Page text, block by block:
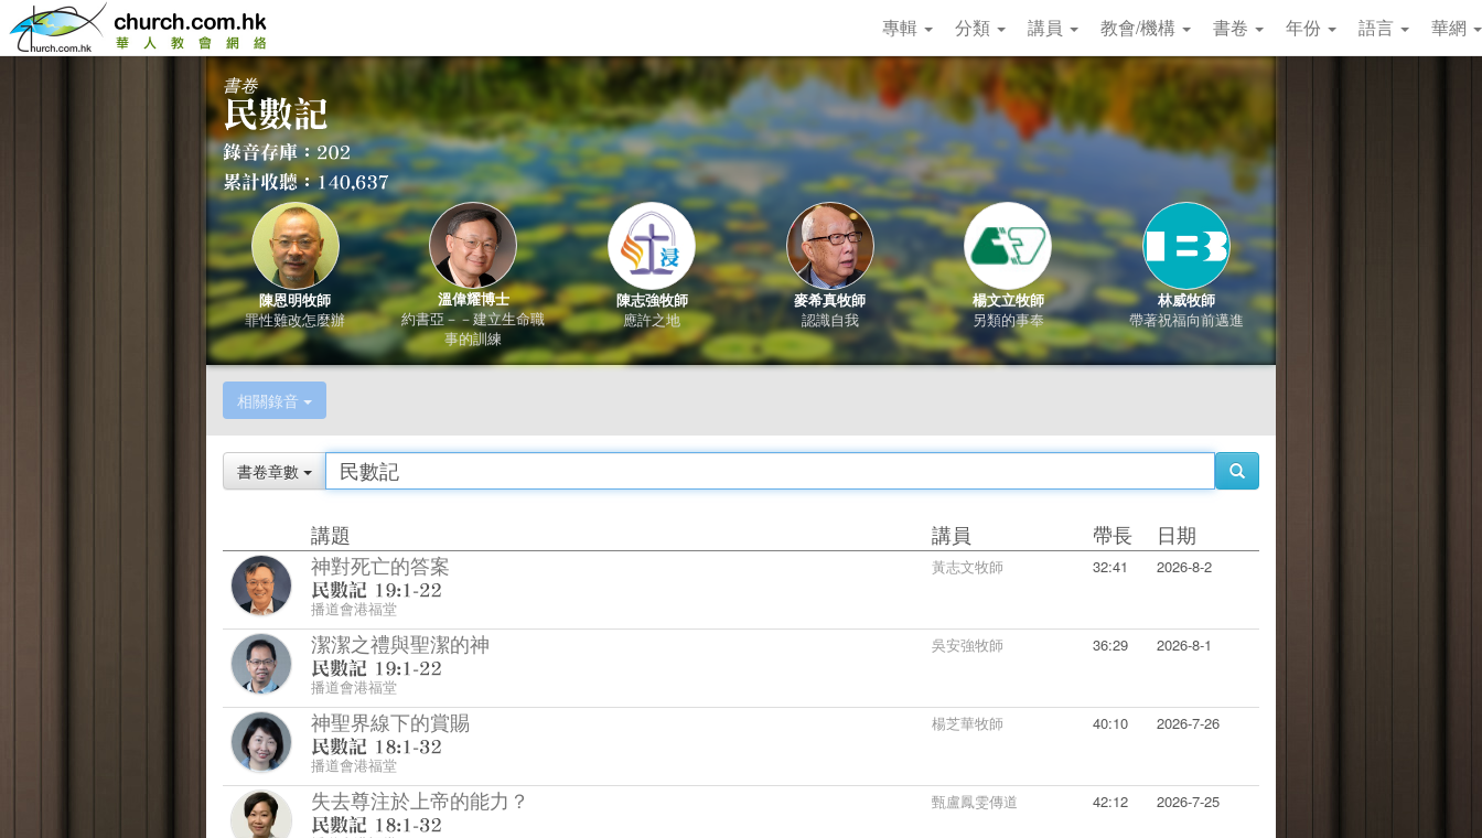
專輯 分類 講員 教會/機構 書卷 年份 語言 華網
書卷
陳恩明牧師
罪性難改怎麼辦
溫偉耀博士
約書亞－－建立生命職
事的訓練
陳志強牧師
應許之地
麥希真牧師
認識自我
楊文立牧師
另類的事奉
林威牧師
帶著祝福向前邁進
相關錄音
書卷章數
講題 講員 帶長
日期
神對死亡的答案
播道會港福堂
黃志文牧師 32:41 2026-8-2
潔潔之禮與聖潔的神
播道會港福堂
吳安強牧師 36:29 2026-8-1
神聖界線下的賞賜
播道會港福堂
楊芝華牧師 40:10 2026-7-26
失去尊注於上帝的能力？ 甄盧鳳雯傳道 42:12 2026-7-25